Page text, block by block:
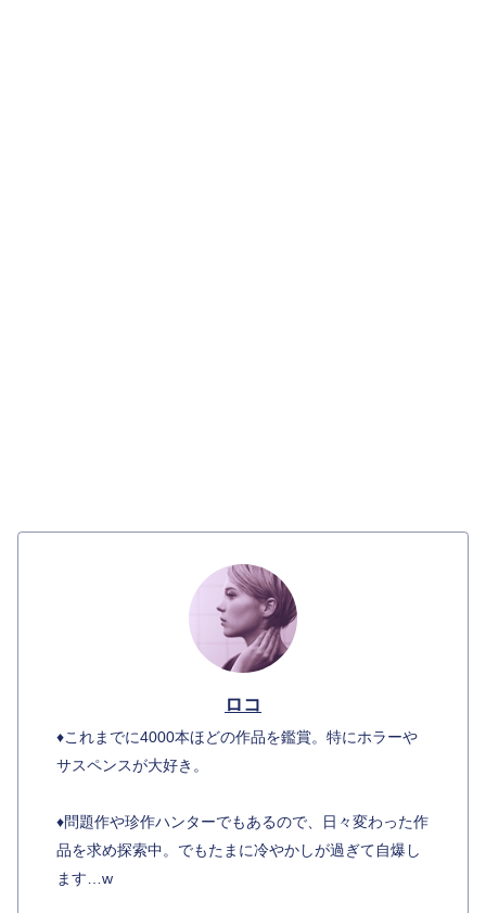
ロコ
♦︎これまでに4000本ほどの作品を鑑賞。特にホラーや
サスペンスが大好き。
♦︎問題作や珍作ハンターでもあるので、日々変わった作
品を求め探索中。でもたまに冷やかしが過ぎて自爆し
ます…w